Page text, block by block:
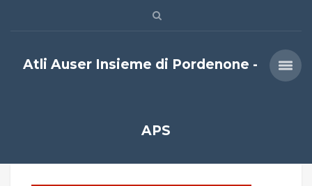
Atli Auser Insieme di Pordenone -
APS